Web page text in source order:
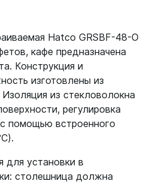
Hatco GRSBF-48-O
кафе предназначена
Конструкция и
изготовлены из
из стекловолокна
регулировка
помощью встроенного
для установки в
столешница должна